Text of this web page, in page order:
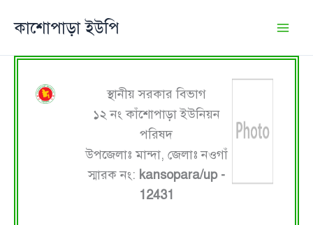
কাশোপাড়া ইউপি
স্থানীয় সরকার বিভাগ
১২ নং কাঁশোপাড়া ইউনিয়ন
পরিষদ
উপজেলাঃ মান্দা, জেলাঃ নওগাঁ
স্মারক নং: kansopara/up -
12431